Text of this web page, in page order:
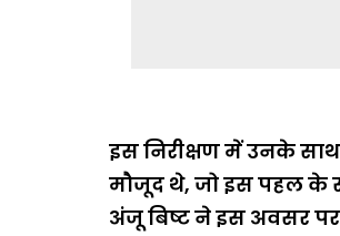
इस निरीक्षण में उनके साथ
मौजूद थे, जो इस पहल के
अंजू बिष्ट ने इस अवसर पर